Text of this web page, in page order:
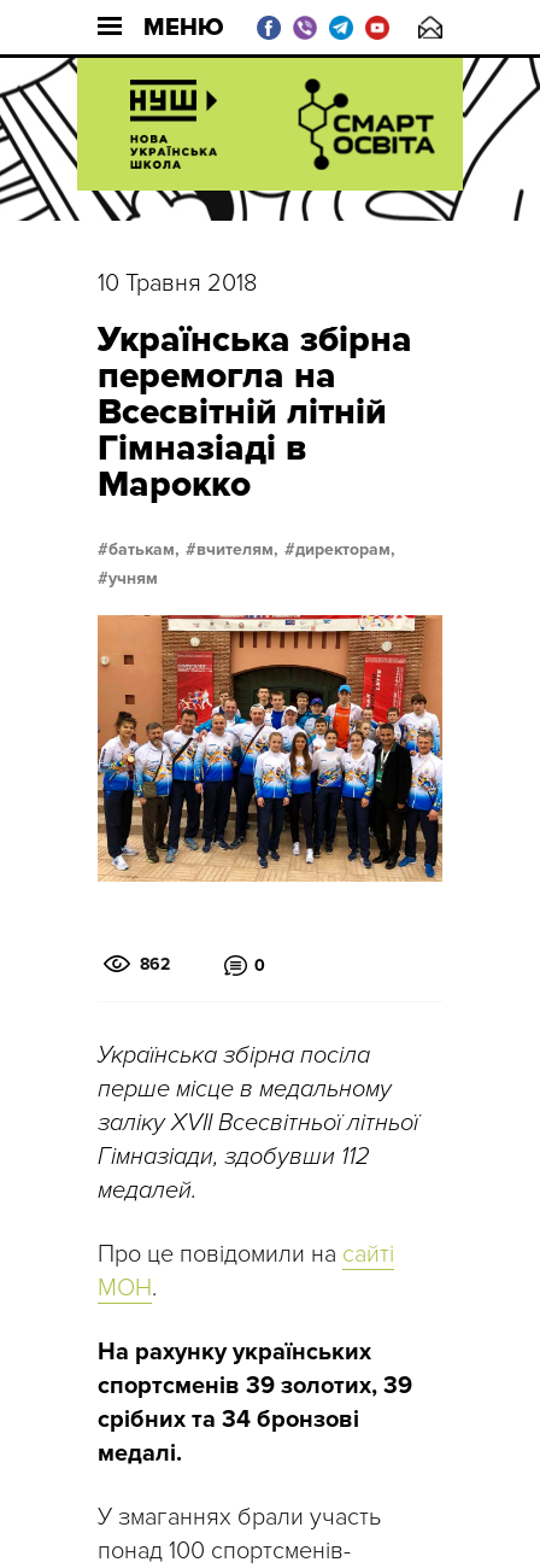
МЕНЮ
10 Травня 2018
Українська збірна
перемогла на
Всесвітній літній
Гімназіаді в
Марокко
батькам, вчителям,
директорам,
учням
862 0
Українська збірна посіла
перше місце в медальному
заліку ХVІІ Всесвітньої літньої
Гімназіади, здобувши 112
медалей.
Про це повідомили на сайті
МОН.
На рахунку українських
спортсменів 39 золотих, 39
срібних та 34 бронзові
медалі.
У змаганнях брали участь
понад 100 спортсменів-